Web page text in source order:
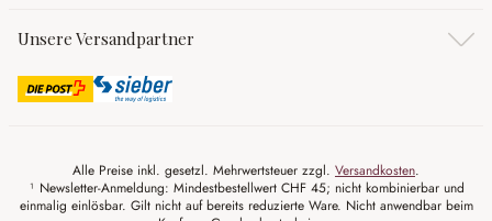
Unsere Versandpartner
Alle Preise inkl. gesetzl. Mehrwertsteuer zzgl. Versandkosten.
¹ Newsletter-Anmeldung: Mindestbestellwert CHF 45; nicht kombinierbar und
einmalig einlösbar. Gilt nicht auf bereits reduzierte Ware. Nicht anwendbar beim